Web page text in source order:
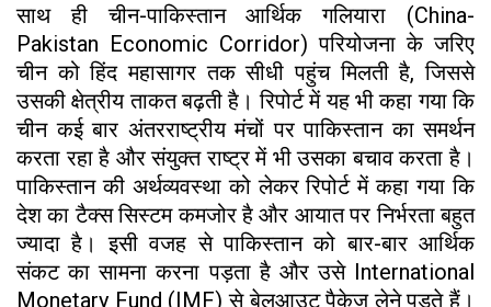
साथ ही चीन-पाकिस्तान आर्थिक गलियारा (China-
Pakistan Economic Corridor) परियोजना के जरिए
चीन को हिंद महासागर तक सीधी पहुंच मिलती है, जिससे
उसकी क्षेत्रीय ताकत बढ़ती है। रिपोर्ट में यह भी कहा गया कि
चीन कई बार अंतरराष्ट्रीय मंचों पर पाकिस्तान का समर्थन
करता रहा है और संयुक्त राष्ट्र में भी उसका बचाव करता है।
पाकिस्तान की अर्थव्यवस्था को लेकर रिपोर्ट में कहा गया कि
देश का टैक्स सिस्टम कमजोर है और आयात पर निर्भरता बहुत
ज्यादा है। इसी वजह से पाकिस्तान को बार-बार आर्थिक
संकट का सामना करना पड़ता है और उसे International
Monetary Fund (IMF) से बेलआउट पैकेज लेने पड़ते हैं।